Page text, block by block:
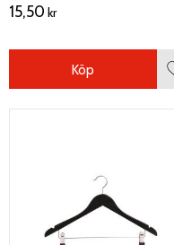
15,50 kr
Köp